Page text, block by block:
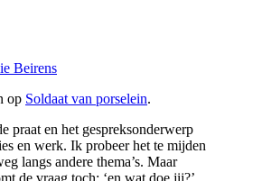
Beirens
op Soldaat van porselein.
praat en het gespreksonderwerp
en werk. Ik probeer het te mijden
langs andere thema’s. Maar
de vraag toch: ‘en wat doe jij?’.